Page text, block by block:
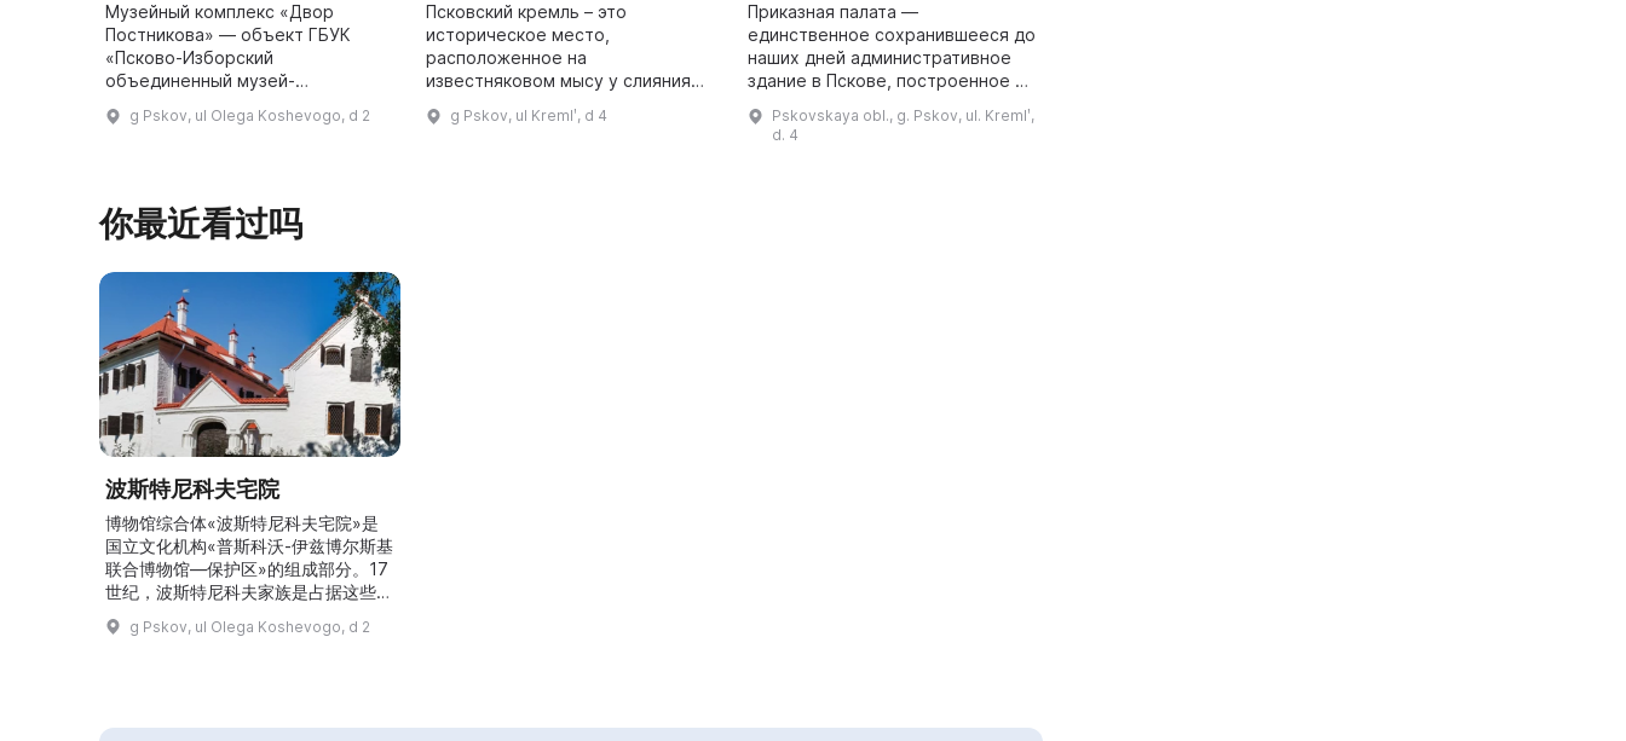
Музейный комплекс «Двор
Постникова» — объект ГБУК
«Псково-Изборский
объединенный музей-
Постниковы были одной из
g Pskov, ul Olega Koshevogo, d 2
Псковский кремль – это
историческое место,
расположенное на
известняковом мысу у слияния
преданию, княгиня Ольга
g Pskov, ul Kremlʹ, d 4
Приказная палата —
единственное сохранившееся до
наших дней административное
здание в Пскове, построенное по
М. Апраксина для Иоанна и Петра
Pskovskaya obl., g. Pskov, ul. Kremlʹ,
d. 4
你最近看过吗
波斯特尼科夫宅院
博物馆综合体«波斯特尼科夫宅院»是
国立文化机构«普斯科沃-伊兹博尔斯基
联合博物馆—保护区»的组成部分。17
世纪，波斯特尼科夫家族是占据这些商
人宅第的著名商人家族之一。在彼得一
世时期，建筑被用作军官管理机构（指
统帅B.П.舍列梅捷夫的指挥部所在地。
g Pskov, ul Olega Koshevogo, d 2